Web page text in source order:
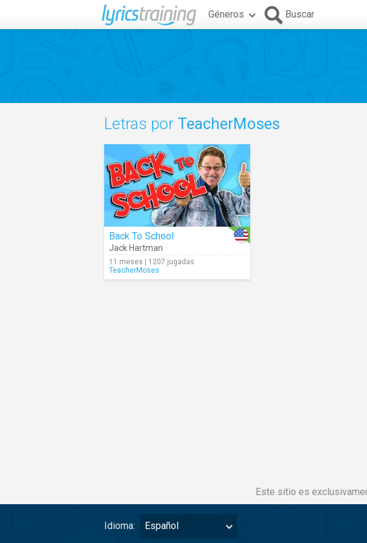
Géneros Buscar
Letras por TeacherMoses
Back To School
Jack Hartman
11 meses | 1207 jugadas
TeacherMoses
Este sitio es
Idioma: Español